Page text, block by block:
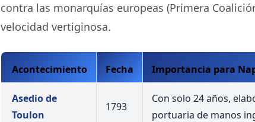
contra las monarquías europeas (Primera
velocidad vertiginosa.
Acontecimiento Fecha Importancia para
Asedio de
Toulon
1793
Con solo 24 años,
portuaria de manos